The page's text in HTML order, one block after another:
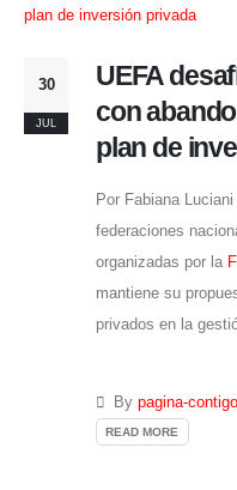
30
JUL
UEFA
con
plan de
Por Fabiana Luciani
federaciones
organizadas por la
mantiene su
privados en la
By pagina-
READ MORE